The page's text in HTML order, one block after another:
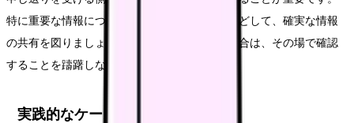
特に重要な情報については、相手が復唱するなどして、確実な情報
の共有を図りましょう。また、不明点がある場合は、その場で確認
することを躊躇しないようにします。
実践的なケーススタディ